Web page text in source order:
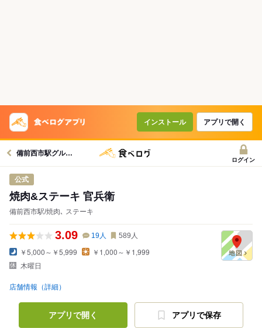
インストール アプリで開く
備前西市駅グルメへ
ログイン
公式
焼肉&ステーキ 官兵衛
備前西市駅/焼肉､ ステーキ
3.09 19人 589 人
￥5,000～￥5,999
￥1,000～￥1,999
木曜日
店舗情報（詳細）
アプリで開く アプリで保存